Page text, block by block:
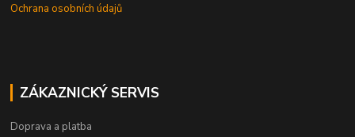
Ochrana osobních údajů
ZÁKAZNICKÝ SERVIS
Doprava a platba